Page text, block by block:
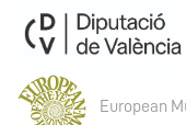
Espanta
European